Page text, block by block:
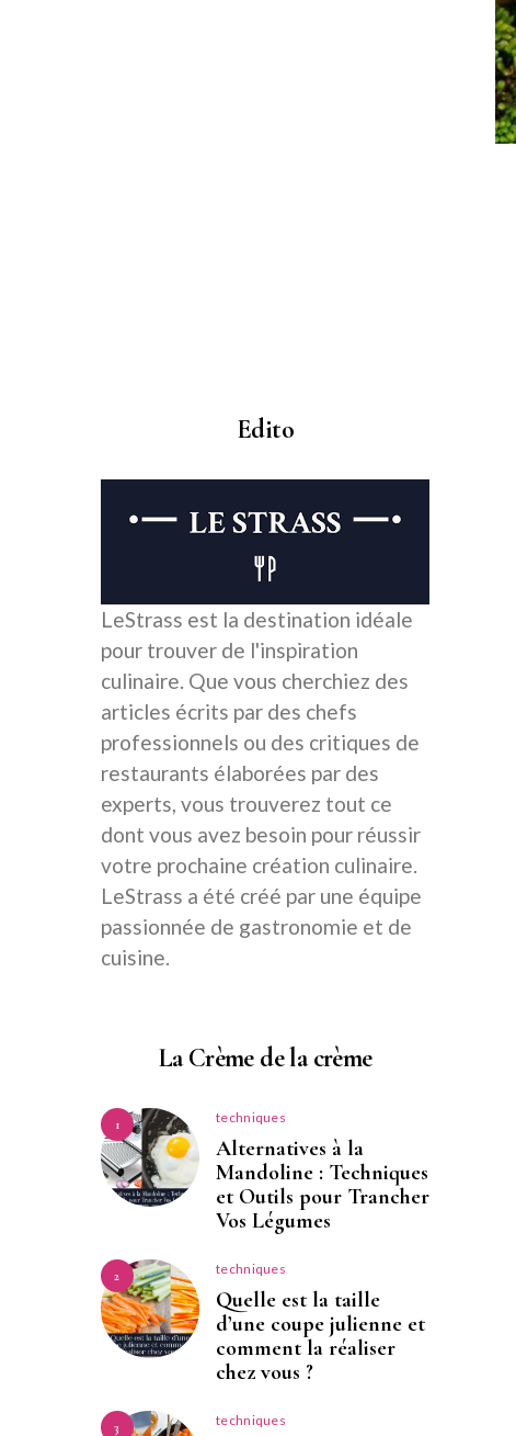
Edito
LeStrass est la destination idéale
pour trouver de l'inspiration
culinaire. Que vous cherchiez des
articles écrits par des chefs
professionnels ou des critiques de
restaurants élaborées par des
experts, vous trouverez tout ce
dont vous avez besoin pour réussir
votre prochaine création culinaire.
LeStrass a été créé par une équipe
passionnée de gastronomie et de
cuisine.
La Crème de la crème
1 techniques
Alternatives à la
Mandoline : Techniques
et Outils pour Trancher
Vos Légumes
2 techniques
Quelle est la taille
d’une coupe julienne et
comment la réaliser
chez vous ?
3 techniques